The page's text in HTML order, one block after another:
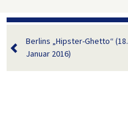
Berlins „Hipster-Ghetto“ (18.
Januar 2016)